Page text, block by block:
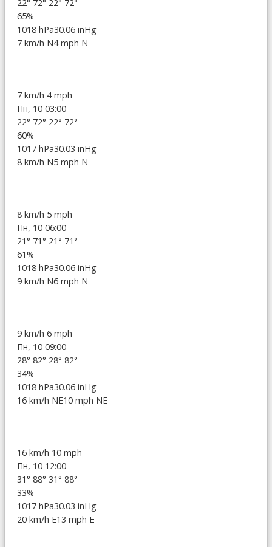
22° 72° 22° 72°
65%
1018 hPa30.06 inHg
7 km/h N4 mph N
7 km/h 4 mph
Пн, 10 03:00
22° 72° 22° 72°
60%
1017 hPa30.03 inHg
8 km/h N5 mph N
8 km/h 5 mph
Пн, 10 06:00
21° 71° 21° 71°
61%
1018 hPa30.06 inHg
9 km/h N6 mph N
9 km/h 6 mph
Пн, 10 09:00
28° 82° 28° 82°
34%
1018 hPa30.06 inHg
16 km/h NE10 mph NE
16 km/h 10 mph
Пн, 10 12:00
31° 88° 31° 88°
33%
1017 hPa30.03 inHg
20 km/h E13 mph E